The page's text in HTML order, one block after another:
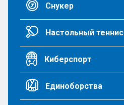
Снукер
Настольный теннис
Киберспорт
Единоборства